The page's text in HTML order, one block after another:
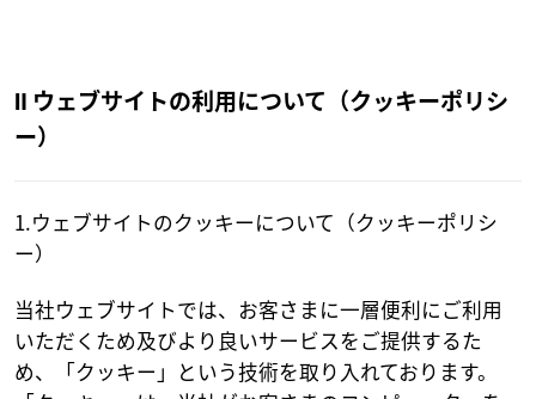
Ⅱ ウェブサイトの利用について（クッキーポリシ
ー）
1.ウェブサイトのクッキーについて（クッキーポリシ
ー）
当社ウェブサイトでは、お客さまに一層便利にご利用
いただくため及びより良いサービスをご提供するた
め、「クッキー」という技術を取り入れております。